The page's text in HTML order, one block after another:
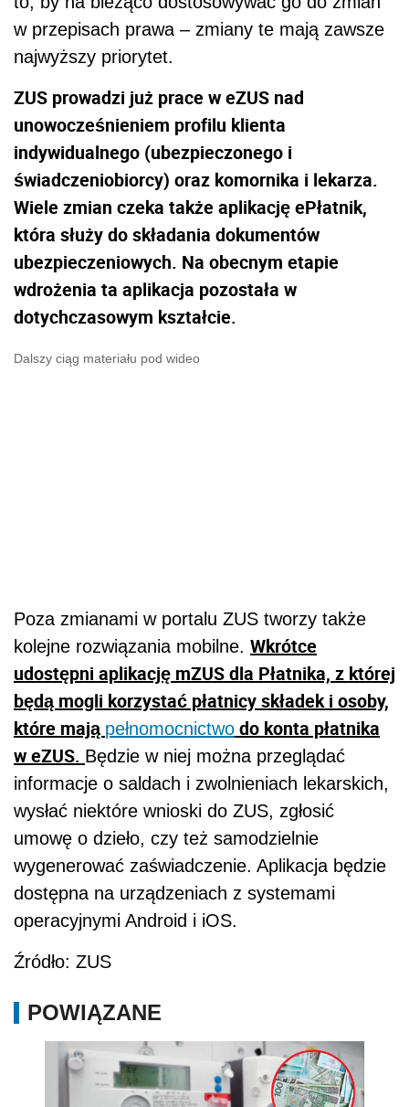
w przepisach prawa – zmiany te mają zawsze
najwyższy priorytet.
ZUS prowadzi już prace w eZUS nad
unowocześnieniem profilu klienta
indywidualnego (ubezpieczonego i
świadczeniobiorcy) oraz komornika i lekarza.
Wiele zmian czeka także aplikację ePłatnik,
która służy do składania dokumentów
ubezpieczeniowych. Na obecnym etapie
wdrożenia ta aplikacja pozostała w
dotychczasowym kształcie.
Dalszy ciąg materiału pod wideo
Poza zmianami w portalu ZUS tworzy także
kolejne rozwiązania mobilne. Wkrótce
udostępni aplikację mZUS dla Płatnika, z której
będą mogli korzystać płatnicy składek i osoby,
które mają pełnomocnictwo do konta płatnika
w eZUS. Będzie w niej można przeglądać
informacje o saldach i zwolnieniach lekarskich,
wysłać niektóre wnioski do ZUS, zgłosić
umowę o dzieło, czy też samodzielnie
wygenerować zaświadczenie. Aplikacja będzie
dostępna na urządzeniach z systemami
operacyjnymi Android i iOS.
Źródło: ZUS
POWIĄZANE